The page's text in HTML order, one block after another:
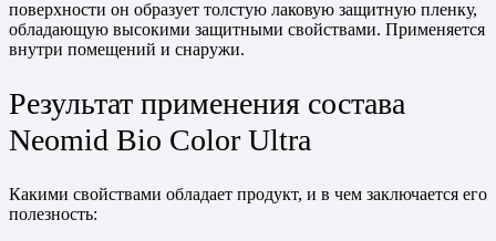
поверхности он образует толстую лаковую защитную пленку,
обладающую высокими защитными свойствами. Применяется
внутри помещений и снаружи.
Результат применения состава
Neomid Bio Color Ultra
Какими свойствами обладает продукт, и в чем заключается его
полезность: